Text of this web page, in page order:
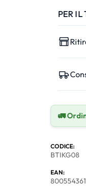
PER
🚛
CODICE:
BTIKG08
EAN: